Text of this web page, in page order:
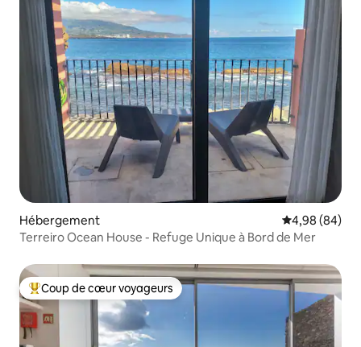
Hébergement Évaluation
4,98 (84)
Terreiro Ocean House - Refuge Unique à Bord de Mer
Coups de cœur voyageurs les plus appréciés
Coup de cœur voyageurs